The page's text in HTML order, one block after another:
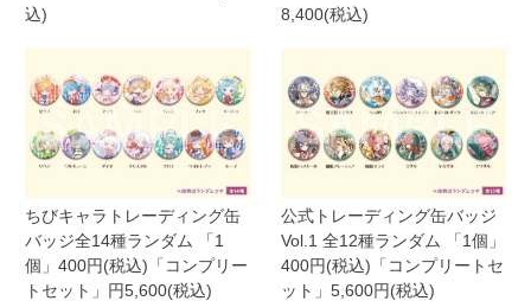
込)
8,400(税込)
ちびキャラトレーディング缶
バッジ全14種ランダム 「1
個」400円(税込)「コンプリー
トセット」円5,600(税込)
公式トレーディング缶バッジ
Vol.1 全12種ランダム 「1個」
400円(税込)「コンプリートセ
ット」5,600円(税込)